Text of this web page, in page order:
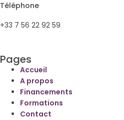
Téléphone
+33 7 56 22 92 59
Pages
Accueil
A propos
Financements
Formations
Contact